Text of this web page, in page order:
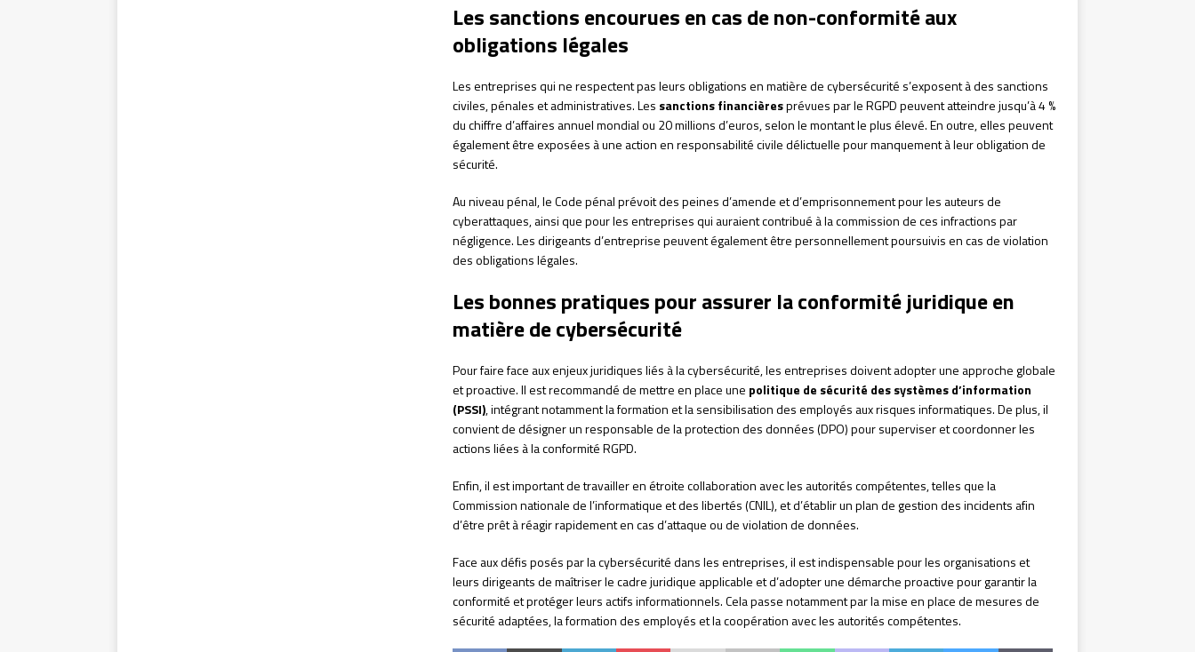
Les sanctions encourues en cas de non-conformité aux
obligations légales
Les entreprises qui ne respectent pas leurs obligations en matière de cybersécurité s’exposent à des sanctions
civiles, pénales et administratives. Les sanctions financièresprévues par le RGPD peuvent atteindre jusqu’à 4 %
du chiffre d’affaires annuel mondial ou 20 millions d’euros, selon le montant le plus élevé. En outre, elles peuvent
également être exposées à une action en responsabilité civile délictuelle pour manquement à leur obligation de
sécurité.
Au niveau pénal, le Code pénal prévoit des peines d’amende et d’emprisonnement pour les auteurs de
cyberattaques, ainsi que pour les entreprises qui auraient contribué à la commission de ces infractions par
négligence. Les dirigeants d’entreprise peuvent également être personnellement poursuivis en cas de violation
des obligations légales.
Les bonnes pratiques pour assurer la conformité juridique en
matière de cybersécurité
Pour faire face aux enjeux juridiques liés à la cybersécurité, les entreprises doivent adopter une approche globale
et proactive. Il est recommandé de mettre en place une politique de sécurité des systèmes d’information
(PSSI), intégrant notamment la formation et la sensibilisation des employés aux risques informatiques. De plus, il
convient de désigner un responsable de la protection des données (DPO) pour superviser et coordonner les
actions liées à la conformité RGPD.
Enfin, il est important de travailler en étroite collaboration avec les autorités compétentes, telles que la
Commission nationale de l’informatique et des libertés (CNIL), et d’établir un plan de gestion des incidents afin
d’être prêt à réagir rapidement en cas d’attaque ou de violation de données.
Face aux défis posés par la cybersécurité dans les entreprises, il est indispensable pour les organisations et
leurs dirigeants de maîtriser le cadre juridique applicable et d’adopter une démarche proactive pour garantir la
conformité et protéger leurs actifs informationnels. Cela passe notamment par la mise en place de mesures de
sécurité adaptées, la formation des employés et la coopération avec les autorités compétentes.